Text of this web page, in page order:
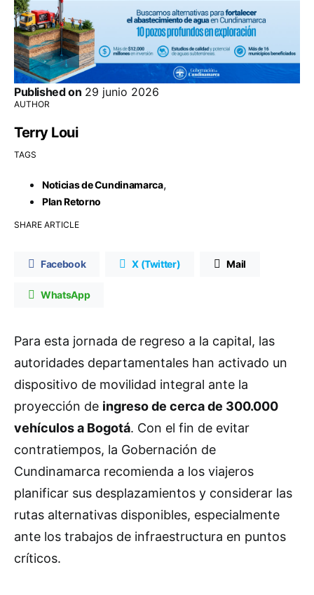
Published on 29 junio 2026
AUTHOR
Terry Loui
TAGS
Noticias de Cundinamarca,
Plan Retorno
SHARE ARTICLE
Facebook X (Twitter) Mail
WhatsApp
Para esta jornada de regreso a la capital, las
autoridades departamentales han activado un
dispositivo de movilidad integral ante la
proyección de ingreso de cerca de 300.000
vehículos a Bogotá. Con el fin de evitar
contratiempos, la Gobernación de
Cundinamarca recomienda a los viajeros
planificar sus desplazamientos y considerar las
rutas alternativas disponibles, especialmente
ante los trabajos de infraestructura en puntos
críticos.